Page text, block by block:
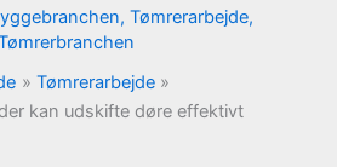
, Tømrerarbejde,
Tømrerarbejde
kan udskifte døre effektivt